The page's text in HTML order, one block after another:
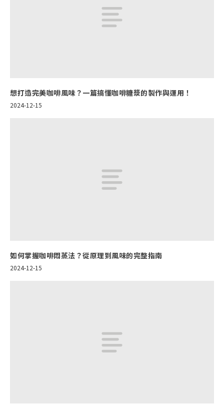
想打造完美咖啡風味？一篇搞懂咖啡糖漿的製作與運用！
2024-12-15
如何掌握咖啡悶蒸法？從原理到風味的完整指南
2024-12-15